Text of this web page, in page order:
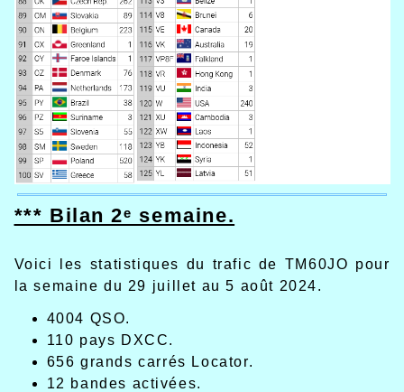
*** Bilan 2ᵉ semaine.
Voici les statistiques du trafic de TM60JO pour
la semaine du 29 juillet au 5 août 2024.
4004 QSO.
110 pays DXCC.
656 grands carrés Locator.
12 bandes activées.